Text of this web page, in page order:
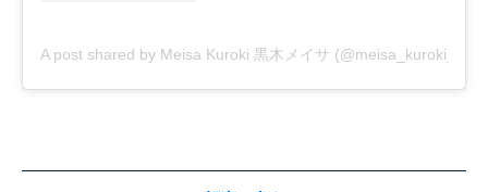
A post shared by Meisa Kuroki 黒木メイサ (@meisa_kuroki_)